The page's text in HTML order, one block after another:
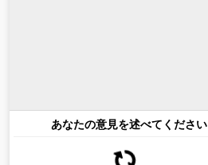
あなたの意見を述べてください